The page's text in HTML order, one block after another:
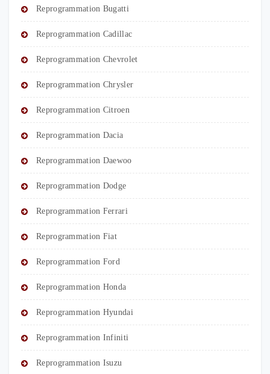
Reprogrammation Bugatti
Reprogrammation Cadillac
Reprogrammation Chevrolet
Reprogrammation Chrysler
Reprogrammation Citroen
Reprogrammation Dacia
Reprogrammation Daewoo
Reprogrammation Dodge
Reprogrammation Ferrari
Reprogrammation Fiat
Reprogrammation Ford
Reprogrammation Honda
Reprogrammation Hyundai
Reprogrammation Infiniti
Reprogrammation Isuzu